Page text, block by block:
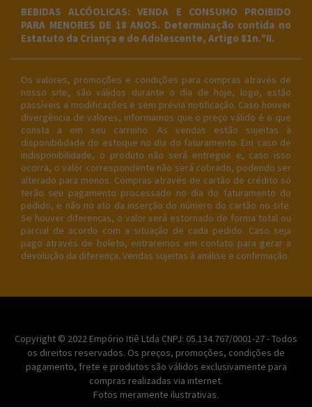
BEBIDAS ALCÓOLICAS: VENDA E CONSUMO PROIBIDO
PARA MENORES DE 18 ANOS. Determinação contida no
Estatuto da Criança e do Adolescente, Artigo 81n.ºII.
Os valores, promoções e condições para compras através de
nosso site, são válidos durante o dia de hoje, logo, estão
passíveis a modificações e sem prévia notificação. Caso houver
divergência de valores, informamos que o preço válido é o que
consta a em seu carrinho. As vendas estão sujeitas à
disponibilidade do estoque no dia do faturamento. Em caso de
indisponibilidade, o produto não será entregue e, caso isso
ocorra, o valor correspondente não será cobrado, podendo ser
alterado para menos. Compras através de cartão de crédito só
terão seu pagamento processado no dia do faturamento do
pedido, e não no ato da inserção do número do cartão no site.
Se houver diferenças, o valor será estornado de forma total ou
parcial de acordo com a situação de cada pedido. Caso seja
pago através de boleto, entraremos em contato para gerar a
devolução da diferença. Vendas sujeitas à análise e confirmação.
Copyright © 2022 Empório Itiê Ltda CNPJ: 05.134.767/0001-27 - Todos
os direitos reservados. Os preços, promoções, condições de
pagamento, frete e produtos são válidos exclusivamente para
compras realizadas via internet.
Fotos meramente ilustrativas.